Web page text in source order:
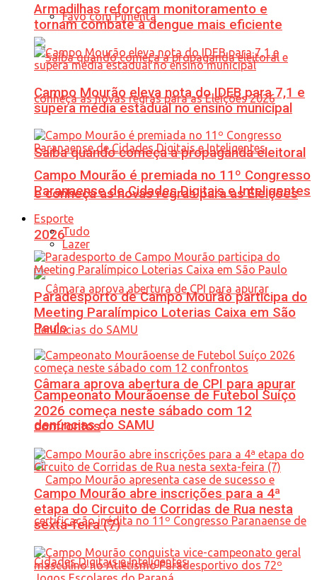
Favo com Pimenta
Saiba quando começa a propaganda eleitoral
e conheça as novas regras para as Eleições
2026
Câmara aprova abertura de CPI para apurar
denúncias do SAMU
Armadilhas reforçam monitoramento e
tornam combate à dengue mais eficiente
Campo Mourão eleva nota do IDEB para 7,1 e
supera média estadual no ensino municipal
Campo Mourão é premiada no 11º Congresso
Paranaense de Cidades Digitais e Inteligentes
Esporte
Tudo
Lazer
Paradesporto de Campo Mourão participa do
Meeting Paralímpico Loterias Caixa em São
Paulo
Campeonato Mourãoense de Futebol Suíço
2026 começa neste sábado com 12
confrontos
Campo Mourão abre inscrições para a 4ª
etapa do Circuito de Corridas de Rua nesta
sexta-feira (7)